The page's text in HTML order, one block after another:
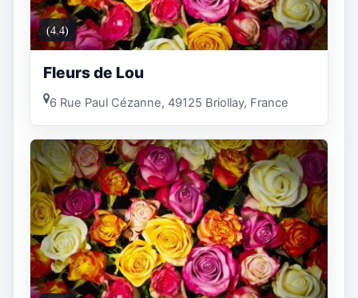
(4.4)
Fleurs de Lou
6 Rue Paul Cézanne, 49125 Briollay, France